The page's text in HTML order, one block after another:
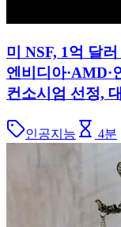
미 NSF, 1억 달
엔비디아·AMD·
컨소시엄 선정,
인공지능 4분